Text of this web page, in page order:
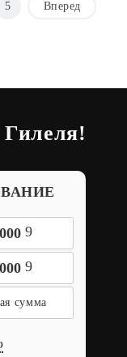
5 Вперед
Гилеля!
9
9